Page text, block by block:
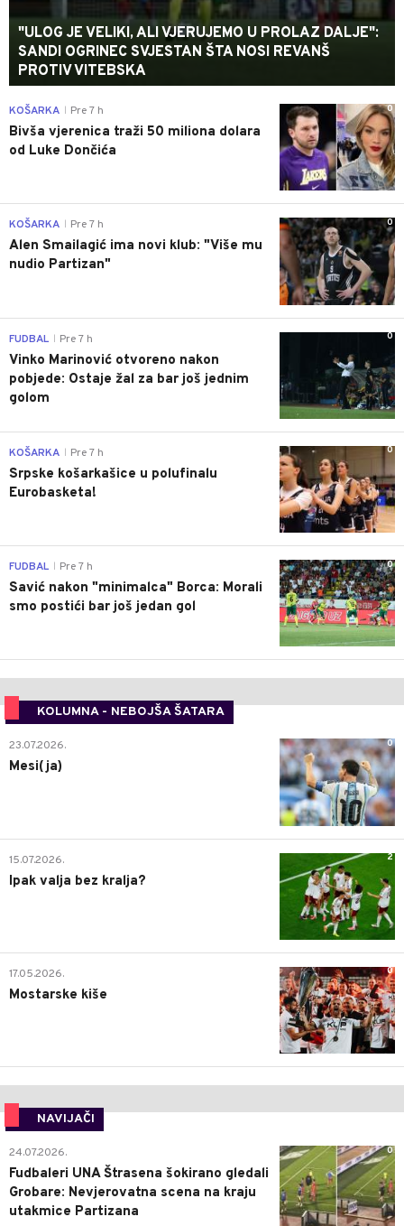
"ULOG JE VELIKI, ALI VJERUJEMO U PROLAZ DALJE":
SANDI OGRINEC SVJESTAN ŠTA NOSI REVANŠ
PROTIV VITEBSKA
0
KOŠARKA Pre 7 h
Bivša vjerenica traži 50 miliona dolara
od Luke Dončića
0
KOŠARKA Pre 7 h
Alen Smailagić ima novi klub: "Više mu
nudio Partizan"
0
FUDBAL Pre 7 h
Vinko Marinović otvoreno nakon
pobjede: Ostaje žal za bar još jednim
golom
0
KOŠARKA Pre 7 h
Srpske košarkašice u polufinalu
Eurobasketa!
0
FUDBAL Pre 7 h
Savić nakon "minimalca" Borca: Morali
smo postići bar još jedan gol
KOLUMNA - NEBOJŠA ŠATARA
0
23.07.2026.
Mesi(ja)
2
15.07.2026.
Ipak valja bez kralja?
0
17.05.2026.
Mostarske kiše
NAVIJAČI
0
24.07.2026.
Fudbaleri UNA Štrasena šokirano gledali
Grobare: Nevjerovatna scena na kraju
utakmice Partizana